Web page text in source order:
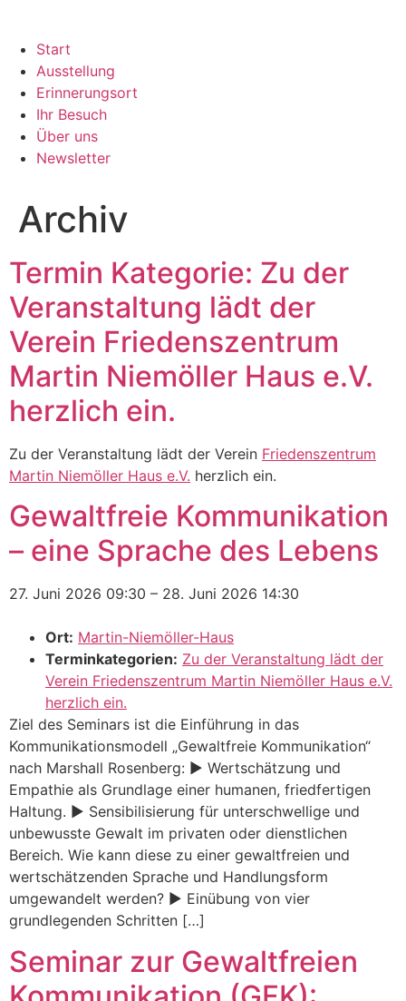
Start
Ausstellung
Erinnerungsort
Ihr Besuch
Über uns
Newsletter
Archiv
Termin Kategorie: Zu der
Veranstaltung lädt der
Verein Friedenszentrum
Martin Niemöller Haus e.V.
herzlich ein.
Zu der Veranstaltung lädt der Verein Friedenszentrum
Martin Niemöller Haus e.V. herzlich ein.
Gewaltfreie Kommunikation
– eine Sprache des Lebens
27. Juni 2026 09:30 – 28. Juni 2026 14:30
Ort: Martin-Niemöller-Haus
Terminkategorien: Zu der Veranstaltung lädt der
Verein Friedenszentrum Martin Niemöller Haus e.V.
herzlich ein.
Ziel des Seminars ist die Einführung in das
Kommunikationsmodell „Gewaltfreie Kommunikation“
nach Marshall Rosenberg: ► Wertschätzung und
Empathie als Grundlage einer humanen, friedfertigen
Haltung. ► Sensibilisierung für unterschwellige und
unbewusste Gewalt im privaten oder dienstlichen
Bereich. Wie kann diese zu einer gewaltfreien und
wertschätzenden Sprache und Handlungsform
umgewandelt werden? ► Einübung von vier
grundlegenden Schritten […]
Seminar zur Gewaltfreien